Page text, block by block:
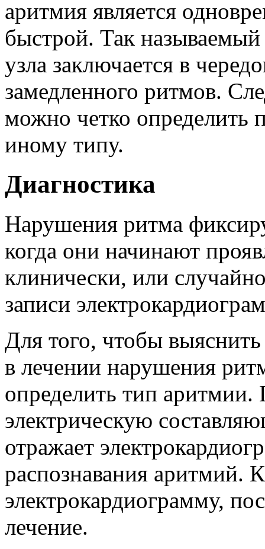
аритмия является
быстрой. Так
узла заключается в
замедленного ритмов.
можно четко определить
иному типу.
Диагностика
Нарушения ритма
когда они начинают
клинически, или
записи
Для того, чтобы
в лечении нарушения
определить тип аритмии.
электрическую
отражает
распознавания аритмий.
электрокардиограмму,
лечение.